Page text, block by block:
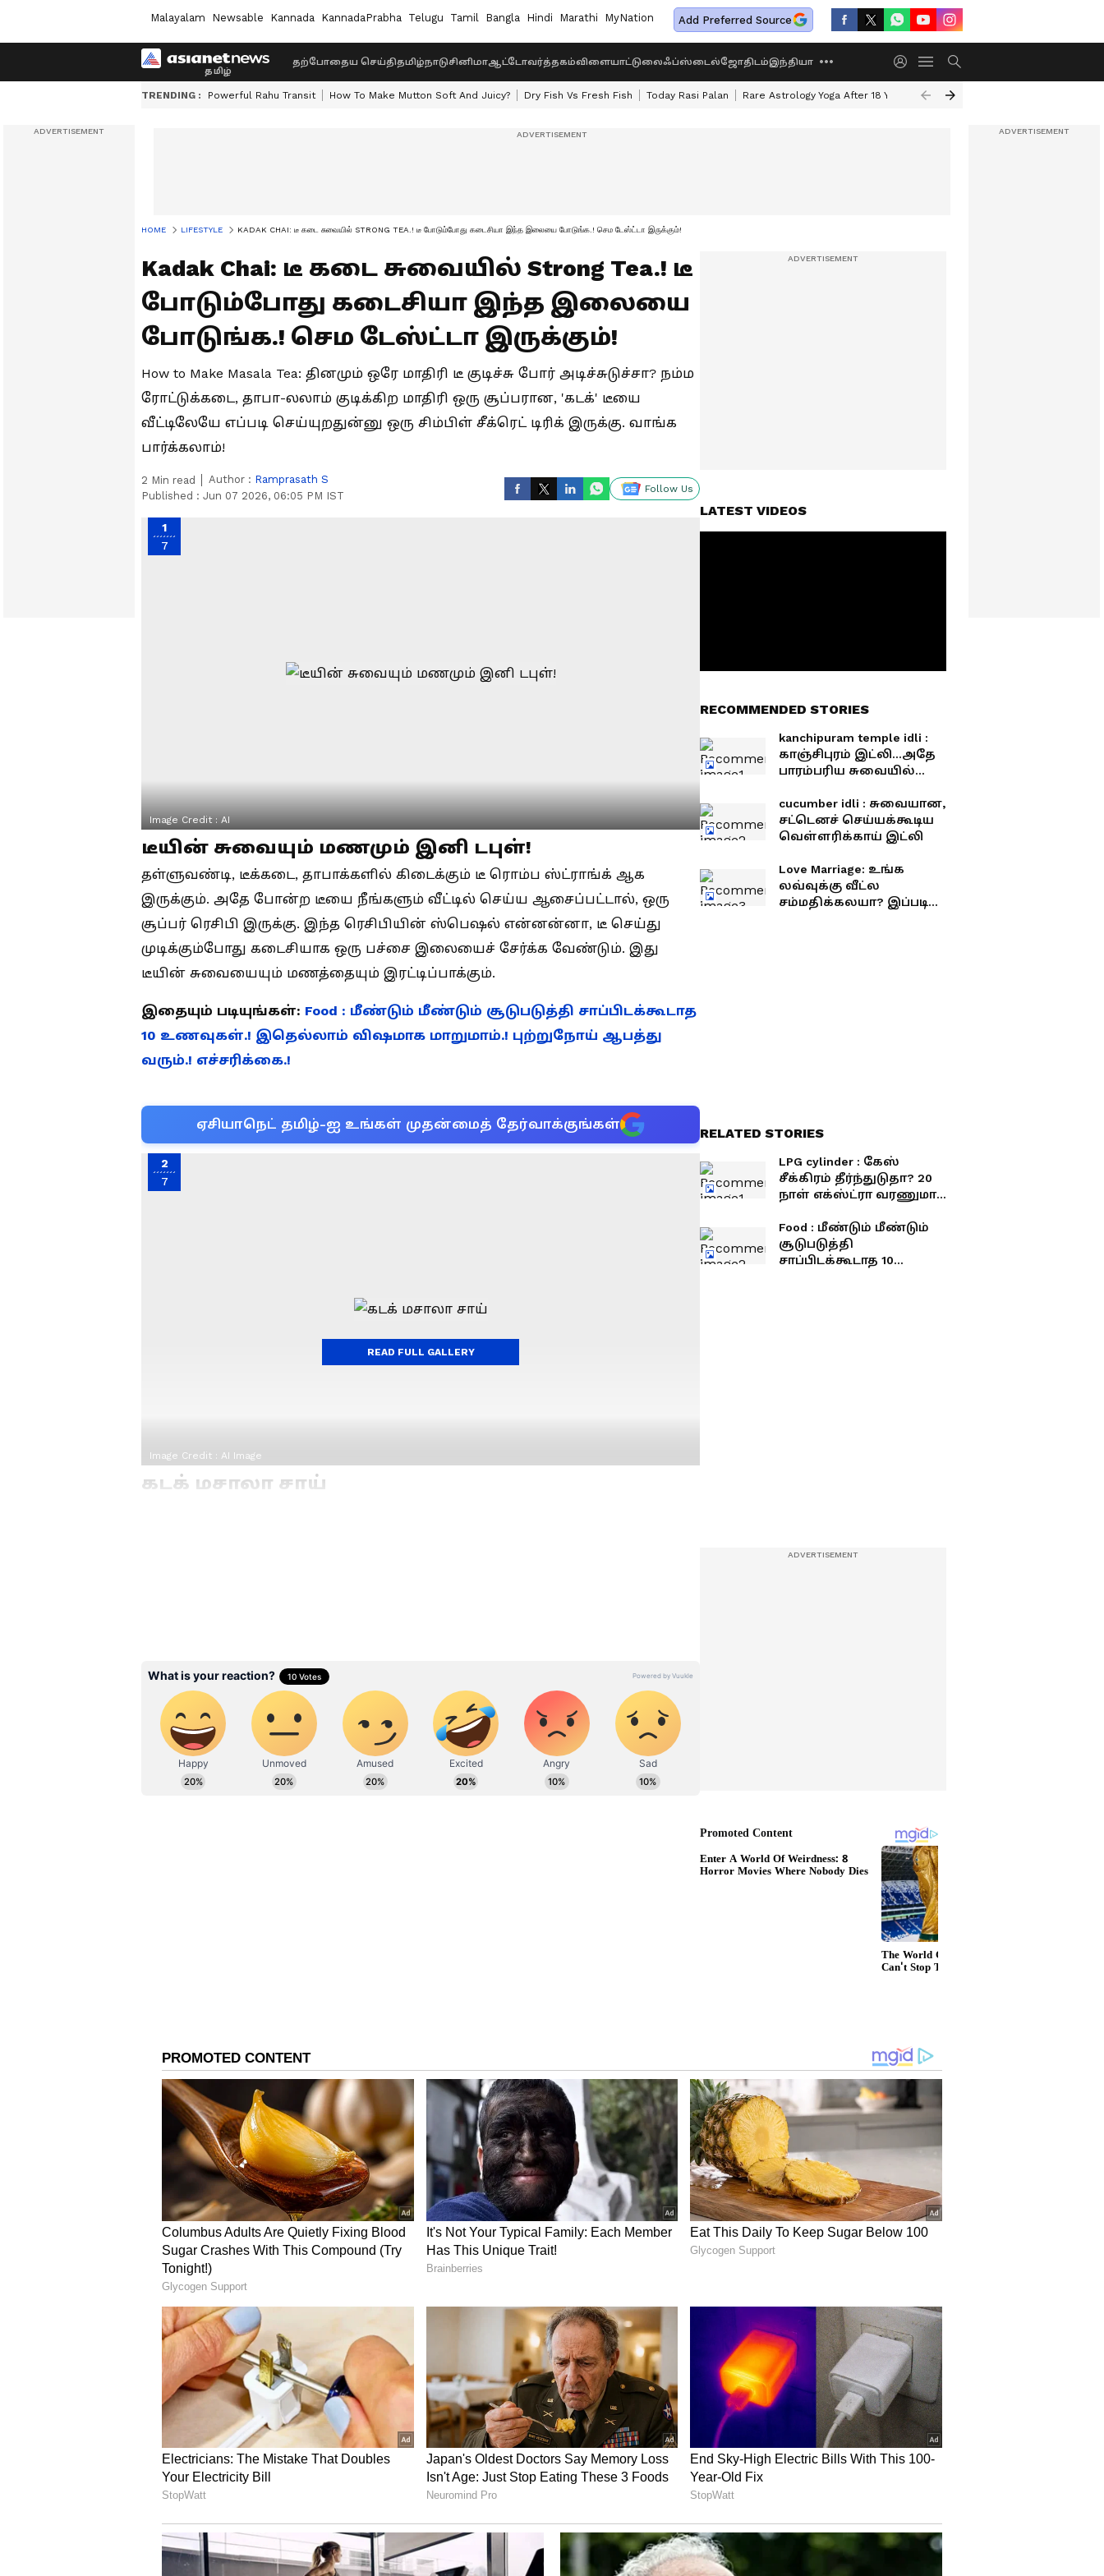
Malayalam Newsable Kannada KannadaPrabha Telugu Tamil Bangla Hindi Marathi MyNation Add Preferred Source
தற்போதைய செய்திதமிழ்நாடுசினிமாஆட்டோவர்த்தகம்விளையாட்டுலைஃப்ஸ்டைல்ஜோதிடம்இந்தியா
TRENDING : Powerful Rahu Transit How To Make Mutton Soft And Juicy? Dry Fish Vs Fresh Fish Today Rasi Palan Rare Astrology Yoga After 18 Years Dwi Pushkar Yoga 2026
HOME LIFESTYLE KADAK CHAI: டீ கடை சுவையில் STRONG TEA.! டீ போடும்போது கடைசியா இந்த இலையை போடுங்க.! செம டேஸ்ட்டா இருக்கும்!
Kadak Chai: டீ கடை சுவையில் Strong Tea.! டீ
போடும்போது கடைசியா இந்த இலையை
போடுங்க.! செம டேஸ்ட்டா இருக்கும்!
How to Make Masala Tea: தினமும் ஒரே மாதிரி டீ குடிச்சு போர் அடிச்சுடுச்சா? நம்ம
ரோட்டுக்கடை, தாபா-லலாம் குடிக்கிற மாதிரி ஒரு சூப்பரான, 'கடக்' டீயை
வீட்டிலேயே எப்படி செய்யுறதுன்னு ஒரு சிம்பிள் சீக்ரெட் டிரிக் இருக்கு. வாங்க
பார்க்கலாம்!
2 Min read Author : Ramprasath S
Published : Jun 07 2026, 06:05 PM IST
Follow Us
1
7
Image Credit : AI
டீயின் சுவையும் மணமும் இனி டபுள்!
தள்ளுவண்டி, டீக்கடை, தாபாக்களில் கிடைக்கும் டீ ரொம்ப ஸ்ட்ராங்க் ஆக
இருக்கும். அதே போன்ற டீயை நீங்களும் வீட்டில் செய்ய ஆசைப்பட்டால், ஒரு
சூப்பர் ரெசிபி இருக்கு. இந்த ரெசிபியின் ஸ்பெஷல் என்னன்னா, டீ செய்து
முடிக்கும்போது கடைசியாக ஒரு பச்சை இலையைச் சேர்க்க வேண்டும். இது
டீயின் சுவையையும் மணத்தையும் இரட்டிப்பாக்கும்.
இதையும் படியுங்கள்: Food : மீண்டும் மீண்டும் சூடுபடுத்தி சாப்பிடக்கூடாத
10 உணவுகள்.! இதெல்லாம் விஷமாக மாறுமாம்.! புற்றுநோய் ஆபத்து
வரும்.! எச்சரிக்கை.!
ஏசியாநெட் தமிழ்-ஐ உங்கள் முதன்மைத் தேர்வாக்குங்கள்
2
7
Image Credit : AI Image
கடக் மசாலா சாய்
வருஷம் ஆனாலும் கெட்டுப்போகாது.! புளியை நீண்ட நாள் சேமிக்க
சூப்பர் டிப்ஸ்.!
Related Articles
Image Credit : Getty
முதலில் பாலைக் காய்ச்சவும்
டீ போடும் வேலை பாலில்தான் தொடங்குகிறது. முதலில், ஒரு பாத்திரத்தில் 2 கப்
பாலை எடுத்து, மிதமான தீயில் நன்றாகக் காய்ச்ச விடுங்கள். பாலை முதலில்
காய்ச்சுவது, டீயின் டெக்ஸ்ச்சரை நல்ல க்ரீமியாகவும் அருமையாகவும் மாற்றும்.
இதையும் படியுங்கள்:
Cooling Chapati: கோடை காலத்தில் உடலை
குளுகுளுவென வைக்கும் 5 வகை சப்பாத்திகள்.! செய்வது எப்படி?
செய்முறை இதோ.!
READ FULL GALLERY
LATEST VIDEOS
RECOMMENDED STORIES
kanchipuram temple idli :
காஞ்சிபுரம் இட்லி...அதே
பாரம்பரிய சுவையில்
செய்யலாம்?
cucumber idli : சுவையான,
சட்டெனச் செய்யக்கூடிய
வெள்ளரிக்காய் இட்லி
Love Marriage: உங்க
லவ்வுக்கு வீட்ல
சம்மதிக்கலயா? இப்படி
RELATED STORIES
LPG cylinder : கேஸ்
சீக்கிரம் தீர்ந்துடுதா? 20
நாள் எக்ஸ்ட்ரா வரணுமா?
ஃபாலோவ் பண்ணுங்க.!
Food : மீண்டும் மீண்டும்
சூடுபடுத்தி
சாப்பிடக்கூடாத 10